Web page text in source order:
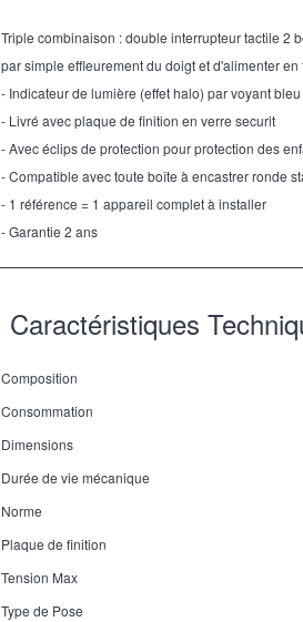
Triple combinaison : double interrupteur tactile 2
par simple effleurement du doigt et d'alimenter
- Indicateur de lumière (effet halo) par voyant
- Livré avec plaque de finition en verre securit
- Avec éclips de protection pour protection des
- Compatible avec toute boîte à encastrer ronde
- 1 référence = 1 appareil complet à installer
- Garantie 2 ans
Caractéristiques
Composition
Consommation
Dimensions
Durée de vie mécanique
Norme
Plaque de finition
Tension Max
Type de Pose